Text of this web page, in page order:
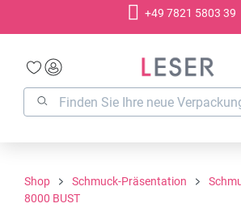
+49 7821 5803 39
Shop Schmuck-Präsentation
8000 BUST